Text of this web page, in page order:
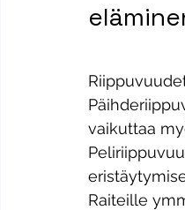
vaikuttaa
Raiteille